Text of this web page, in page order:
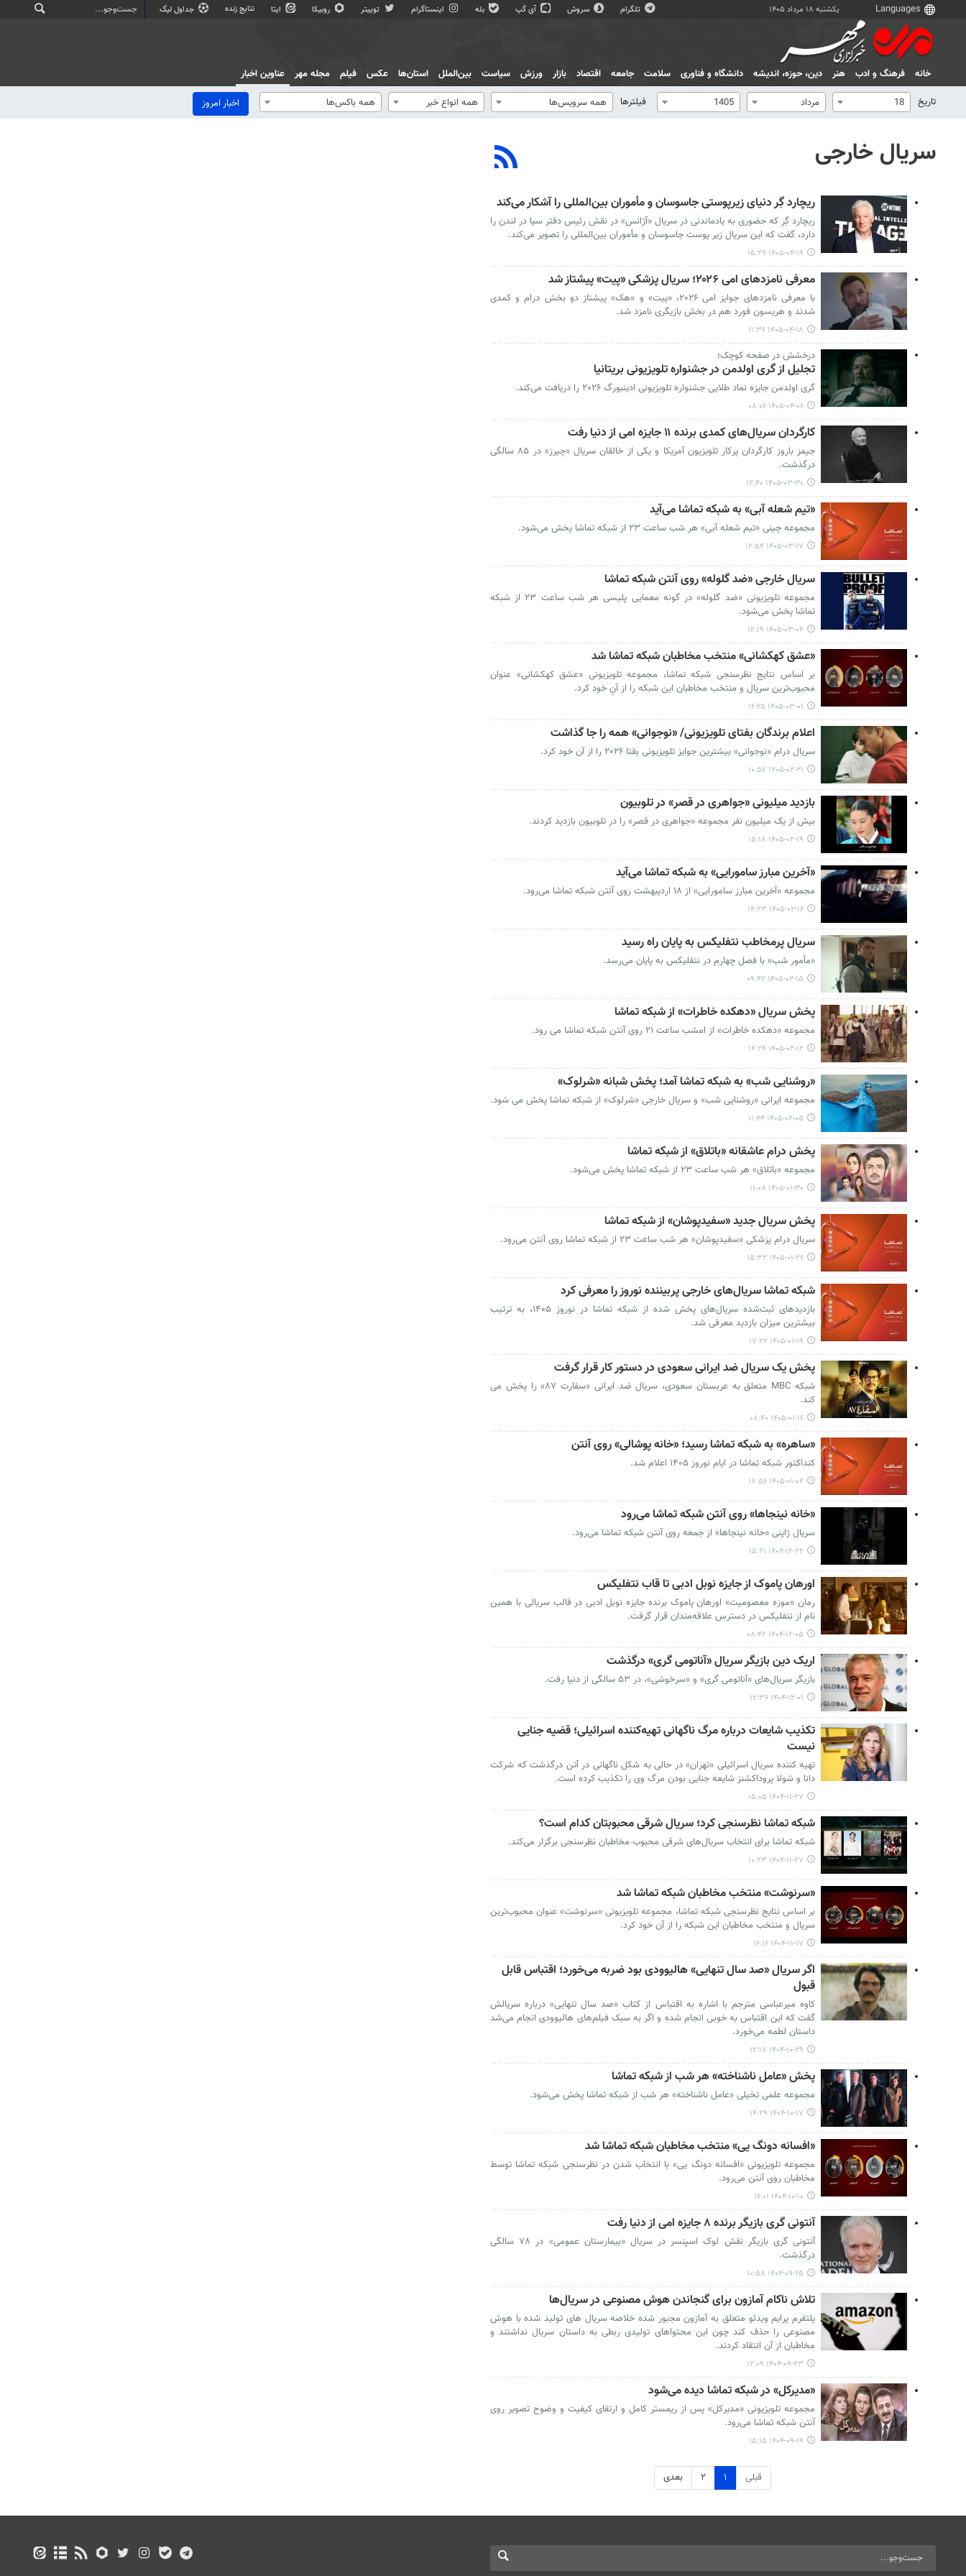
یکشنبه ۱۸ مرداد ۱۴۰۵ تلگرام سروش آی گپ بله اینستاگرام توییتر روبیکا ایتا نتایج زنده جداول لیگ
خانه فرهنگ و ادب هنر دين، حوزه، انديشه دانشگاه و فناوری سلامت جامعه اقتصاد بازار ورزش سیاست بین‌الملل استان‌ها عکس فیلم مجله مهر
عناوین اخبار
تاریخ
18 مرداد 1405 فیلترها همه سرویس‌ها همه انواع خبر همه باکس‌ها اخبار امروز
سریال خارجی
ریچارد گِر دنیای زیرپوستی جاسوسان و مأموران بین‌المللی را آشکار می‌کند
ریچارد گِر که حضوری به یادماندنی در سریال «آژانس» در نقش رئیس دفتر سیا در لندن را
دارد، گفت که این سریال زیر پوست جاسوسان و مأموران بین‌المللی را تصویر می‌کند.
۱۴۰۵-۰۴-۱۹ ۱۵:۲۹
معرفی نامزدهای امی ۲۰۲۶؛ سریال پزشکی «پیت» پیشتاز شد
با معرفی نامزدهای جوایز امی ۲۰۲۶، «پیت» و «هک‌» پیشتاز دو بخش درام و کمدی
شدند و هریسون فورد هم در بخش بازیگری نامزد شد.
۱۴۰۵-۰۴-۱۸ ۱۱:۳۶
درخشش در صفحه کوچک؛
تجلیل از گری اولدمن در جشنواره تلویزیونی بریتانیا
گری اولدمن جایزه نماد طلایی جشنواره تلویزیونی ادینبورگ ۲۰۲۶ را دریافت می‌کند.
۱۴۰۵-۰۴-۰۶ ۰۸:۰۶
کارگردان سریال‌های کمدی برنده ۱۱ جایزه امی از دنیا رفت
جیمز باروز کارگردان پرکار تلویزیون آمریکا و یکی از خالقان سریال «چیرز» در ۸۵ سالگی
درگذشت.
۱۴۰۵-۰۳-۳۰ ۱۲:۴۰
«تیم شعله آبی» به شبکه تماشا می‌آید
مجموعه چینی «تیم شعله آبی» هر شب ساعت ۲۳ از شبکه تماشا پخش می‌شود.
۱۴۰۵-۰۳-۱۷ ۱۲:۵۴
سریال خارجی «ضد گلوله» روی آنتن شبکه تماشا
مجموعه تلویزیونی «ضد گلوله» در گونه معمایی پلیسی هر شب ساعت ۲۳ از شبکه
تماشا پخش می‌شود.
۱۴۰۵-۰۳-۰۴ ۱۲:۱۹
«عشق کهکشانی» منتخب مخاطبان شبکه تماشا شد
بر اساس نتایج نظرسنجی شبکه تماشا، مجموعه تلویزیونی «عشق کهکشانی» عنوان
محبوب‌ترین سریال و منتخب مخاطبان این شبکه را از آنِ خود کرد.
۱۴۰۵-۰۳-۰۱ ۱۶:۲۵
اعلام برندگان بفتای تلویزیونی/ «نوجوانی» همه را جا گذاشت
سریال درام «نوجوانی» بیشترین جوایز تلویزیونی بفتا ۲۰۲۶ را از آن خود کرد.
۱۴۰۵-۰۲-۲۱ ۱۰:۵۷
بازدید میلیونی «جواهری در قصر» در تلوبیون
بیش از یک میلیون نفر مجموعه «جواهری در قصر» را در تلوبیون بازدید کردند.
۱۴۰۵-۰۲-۱۹ ۱۵:۱۸
«آخرین مبارز سامورایی» به شبکه تماشا می‌آید
مجموعه «آخرین مبارز سامورایی» از ۱۸ اردیبهشت روی آنتن شبکه تماشا می‌رود.
۱۴۰۵-۰۲-۱۶ ۱۴:۲۳
سریال پرمخاطب نتفلیکس به پایان راه رسید
«مأمور شب» با فصل چهارم در نتفلیکس به پایان می‌رسد.
۱۴۰۵-۰۲-۱۵ ۰۹:۴۲
پخش سریال «دهکده خاطرات» از شبکه تماشا
مجموعه «دهکده خاطرات» از امشب ساعت ۲۱ روی آنتن شبکه تماشا می رود.
۱۴۰۵-۰۲-۱۲ ۱۴:۲۴
«روشنایی شب» به شبکه تماشا آمد؛ پخش شبانه «شرلوک»
مجموعه ایرانی «روشنایی شب» و سریال خارجی «شرلوک» از شبکه تماشا پخش می شود.
۱۴۰۵-۰۲-۰۵ ۱۱:۴۴
پخش درام عاشقانه «باتلاق» از شبکه تماشا
‌مجموعه «باتلاق» هر شب ساعت ۲۳ از شبکه تماشا پخش می‌شود.
۱۴۰۵-۰۱-۳۰ ۱۱:۰۸
پخش سریال جدید «سفیدپوشان» از شبکه تماشا
سریال درام پزشکی «سفیدپوشان» هر شب ساعت ۲۳ از شبکه تماشا روی آنتن می‌رود.
۱۴۰۵-۰۱-۲۶ ۱۵:۳۲
شبکه تماشا سریال‌های خارجی پربیننده نوروز را معرفی کرد
بازدیدهای ثبت‌شده سریال‌های پخش شده از شبکه تماشا در نوروز ۱۴۰۵، به ترتیب
بیشترین میزان بازدید معرفی شد.
۱۴۰۵-۰۱-۱۹ ۱۷:۲۲
پخش یک سریال ضد ایرانی سعودی در دستور کار قرار گرفت
شبکه MBC متعلق به عربستان سعودی، سریال ضد ایرانی «سفارت ۸۷» را پخش می
کند.
۱۴۰۵-۰۱-۱۶ ۰۸:۴۰
«ساهره» به شبکه تماشا رسید؛ «خانه پوشالی» روی آنتن
کنداکتور شبکه تماشا در ایام نوروز ۱۴۰۵ اعلام شد.
۱۴۰۵-۰۱-۰۲ ۱۸:۵۶
«خانه نینجاها» روی آنتن شبکه تماشا می‌رود
سریال ژاپنی «خانه نینجاها» از جمعه روی آنتن شبکه تماشا می‌رود.
۱۴۰۴-۱۲-۲۲ ۱۵:۲۱
اورهان پاموک از جایزه نوبل ادبی تا قاب نتفلیکس
رمان «موزه معصومیت» اورهان پاموک برنده جایزه نوبل ادبی در قالب سریالی با همین
نام از نتفلیکس در دسترس علاقه‌مندان قرار گرفت.
۱۴۰۴-۱۲-۰۵ ۰۸:۴۲
اریک دین بازیگر سریال «آناتومی گری» درگذشت
بازیگر سریال‌های «آناتومی گری» و «سرخوشی»، در ۵۳ سالگی از دنیا رفت.
۱۴۰۴-۱۲-۰۱ ۱۲:۳۶
تکذیب شایعات درباره مرگ ناگهانی تهیه‌کننده اسرائیلی؛ قضیه جنایی
نیست
تهیه کننده سریال اسرائیلی «تهران» در حالی به شکل ناگهانی در آتن درگذشت که شرکت
دانا و شولا پروداکشنز شایعه جنایی بودن مرگ وی را تکذیب کرده است.
۱۴۰۴-۱۱-۲۷ ۱۵:۰۵
شبکه تماشا نظرسنجی کرد؛ سریال‌ شرقی محبوبتان کدام است؟
شبکه تماشا برای انتخاب سریال‌های شرقی محبوب مخاطبان نظرسنجی برگزار می‌کند.
۱۴۰۴-۱۱-۲۷ ۱۰:۲۳
«سرنوشت» منتخب مخاطبان شبکه تماشا شد
بر اساس نتایج نظرسنجی شبکه تماشا، مجموعه تلویزیونی «سرنوشت» عنوان محبوب‌ترین
سریال و منتخب مخاطبان این شبکه را از آن خود کرد.
۱۴۰۴-۱۱-۱۷ ۱۶:۱۶
اگر سریال «صد سال تنهایی» هالیوودی بود ضربه می‌خورد؛ اقتباس قابل
قبول
کاوه میرعباسی مترجم با اشاره به اقتباس از کتاب «صد سال تنهایی» درباره سریالش
گفت که این اقتباس به خوبی انجام شده و اگر به سبک فیلم‌های هالیوودی انجام می‌شد
داستان لطمه می‌خورد.
۱۴۰۴-۱۰-۲۹ ۱۲:۱۸
پخش «عامل ناشناخته» هر شب از شبکه تماشا
مجموعه علمی تخیلی «عامل ناشناخته» هر شب از شبکه تماشا پخش می‌شود.
۱۴۰۴-۱۰-۱۷ ۱۴:۲۹
«افسانه دونگ یی» منتخب مخاطبان شبکه تماشا شد
مجموعه تلویزیونی «افسانه دونگ یی» با انتخاب شدن در نظرسنجی شبکه تماشا توسط
مخاطبان روی آنتن می‌رود.
۱۴۰۴-۱۰-۱۰ ۱۶:۰۱
آنتونی گری بازیگر برنده ۸ جایزه امی از دنیا رفت
آنتونی گری بازیگر نقش لوک اسپنسر در سریال «بیمارستان عمومی» در ۷۸ سالگی
درگذشت.
۱۴۰۴-۰۹-۲۵ ۱۰:۵۸
تلاش ناکام آمازون برای گنجاندن هوش مصنوعی در سریال‌ها
پلتفرم پرایم ویدئو متعلق به آمازون مجبور شده خلاصه سریال های تولید شده با هوش
مصنوعی را حذف کند چون این محتواهای تولیدی ربطی به داستان سریال نداشتند و
مخاطبان از آن انتقاد کردند.
۱۴۰۴-۰۹-۲۳ ۱۲:۰۹
«مدیرکل» در شبکه تماشا دیده می‌شود
مجموعه تلویزیونی «مدیرکل» پس از ریمستر کامل و ارتقای کیفیت و وضوح تصویر روی
آنتن شبکه تماشا می‌رود.
۱۴۰۴-۰۹-۱۹ ۱۵:۱۵
قبلی ۱ ۲ بعدی